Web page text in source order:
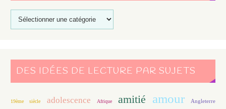
DES IDÉES DE LECTURE PAR SUJETS
19ème siècle adolescence Afrique amitié amour Angleterre